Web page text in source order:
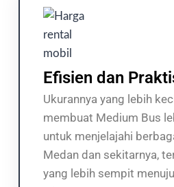
Efisien dan
Ukurannya yang lebih
membuat Medium Bus
untuk menjelajahi
Medan dan sekitarnya,
yang lebih sempit